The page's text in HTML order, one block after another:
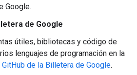
Google.
de Google
útiles, bibliotecas y código de
lenguajes de programación en la
de la Billetera de Google.